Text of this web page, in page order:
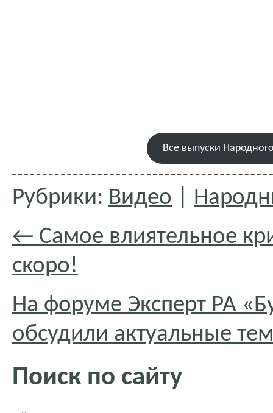
Все выпуски
Рубрики: Видео
← Самое влиятельное
скоро!
На форуме Эксперт РА
обсудили актуальные
Поиск по сайту